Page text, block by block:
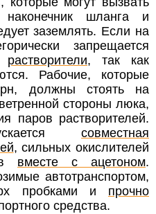
наконечник шланга и
заземлять. Если на
запрещается
растворители, так как
Рабочие, которые
должны стоять на
стороны люка,
паров растворителей.
совместная
, сильных окислителей
вместе с ацетоном.
автотранспортом,
пробками и прочно
средства.